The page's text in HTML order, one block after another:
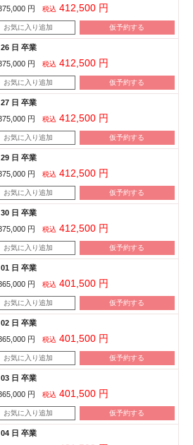
円 税込 412,500 円
お気に入り追加 仮予約する
日 卒業
円 税込 412,500 円
お気に入り追加 仮予約する
日 卒業
円 税込 412,500 円
お気に入り追加 仮予約する
日 卒業
円 税込 412,500 円
お気に入り追加 仮予約する
日 卒業
円 税込 412,500 円
お気に入り追加 仮予約する
日 卒業
円 税込 401,500 円
お気に入り追加 仮予約する
日 卒業
円 税込 401,500 円
お気に入り追加 仮予約する
日 卒業
円 税込 401,500 円
お気に入り追加 仮予約する
日 卒業